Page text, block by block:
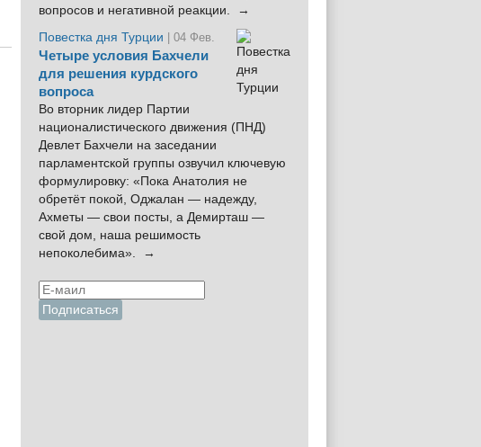
вопросов и негативной реакции. →
Повестка дня Турции
| 04 Фев.
Четыре условия Бахчели
для решения курдского
вопроса
Во вторник лидер Партии
националистического движения (ПНД)
Девлет Бахчели на заседании
парламентской группы озвучил ключевую
формулировку: «Пока Анатолия не
обретёт покой, Оджалан — надежду,
Ахметы — свои посты, а Демирташ —
свой дом, наша решимость
непоколебима». →